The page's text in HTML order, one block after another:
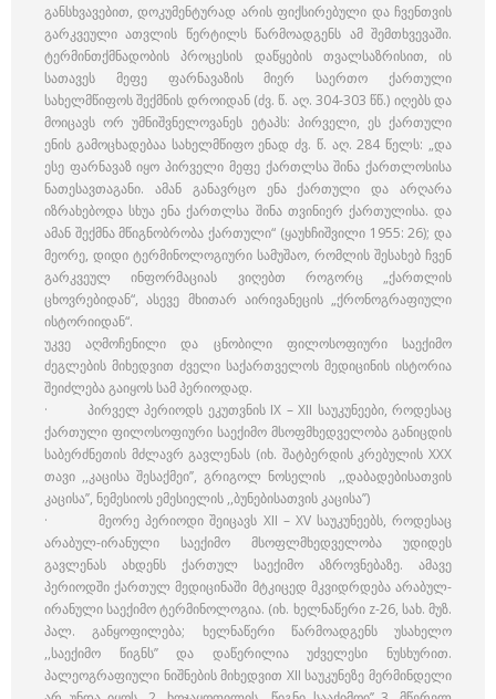
განსხვავებით, დოკუმენტურად არის ფიქსირებული და ჩვენთვის
გარკვეული ათვლის წერტილს წარმოადგენს ამ შემთხვევაში.
ტერმინთქმნადობის პროცესის დაწყების თვალსაზრისით, ის
სათავეს მეფე ფარნავაზის მიერ საერთო ქართული
სახელმწიფოს შექმნის დროიდან (ძვ. წ. აღ. 304-303 წწ.) იღებს და
მოიცავს ორ უმნიშვნელოვანეს ეტაპს: პირველი, ეს ქართული
ენის გამოცხადებაა სახელმწიფო ენად ძვ. წ. აღ. 284 წელს: „და
ესე ფარნავაზ იყო პირველი მეფე ქართლსა შინა ქართლოსისა
ნათესავთაგანი. ამან განავრცო ენა ქართული და არღარა
იზრახებოდა სხუა ენა ქართლსა შინა თვინიერ ქართულისა. და
ამან შექმნა მწიგნობრობა ქართული“ (ყაუხჩიშვილი 1955: 26); და
მეორე, დიდი ტერმინოლოგიური სამუშაო, რომლის შესახებ ჩვენ
გარკვეულ ინფორმაციას ვიღებთ როგორც „ქართლის
ცხოვრებიდან“, ასევე მხითარ აირივანეცის „ქრონოგრაფიული
ისტორიიდან“.
უკვე აღმოჩენილი და ცნობილი ფილოსოფიური საექიმო
ძეგლების მიხედვით ძველი საქართველოს მედიცინის ისტორია
შეიძლება გაიყოს სამ პერიოდად.
· პირველ პერიოდს ეკუთვნის IX – XII საუკუნეები, როდესაც
ქართული ფილოსოფიური საექიმო მსოფმხედველობა განიცდის
საბერძნეთის მძლავრ გავლენას (იხ. შატბერდის კრებულის XXX
თავი ,,კაცისა შესაქმეი’’, გრიგოლ ნოსელის ,,დაბადებისათვის
კაცისა’’, ნემესიოს ემესიელის ,,ბუნებისათვის კაცისა’’)
· მეორე პერიოდი შეიცავს XII – XV საუკუნეებს, როდესაც
არაბულ-ირანული საექიმო მსოფლმხედველობა უდიდეს
გავლენას ახდენს ქართულ საექიმო აზროვნებაზე. ამავე
პერიოდში ქართულ მედიცინაში მტკიცედ მკვიდრდება არაბულ-
ირანული საექიმო ტერმინოლოგია. (იხ. ხელნაწერი z-26, სახ. მუზ.
პალ. განყოფილება; ხელნაწერი წარმოადგენს უსახელო
,,საექიმო წიგნს’’ და დაწერილია უძველესი ნუსხურით.
პალეოგრაფიული ნიშნების მიხედვით XII საუკუნეზე მერმინდელი